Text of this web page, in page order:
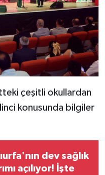
çeşitli okullardan
konusunda bilgiler
dev sağlık
açılıyor! İşte